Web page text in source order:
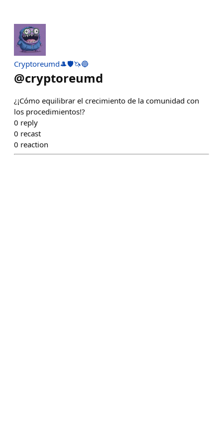
Cryptoreumd🎩🛡️🦄🔵
@cryptoreumd
¿¡Cómo equilibrar el crecimiento de la comunidad con
los procedimientos!?
0 reply
0 recast
0 reaction